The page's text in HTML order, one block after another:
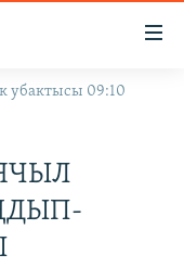
убактысы 09:10